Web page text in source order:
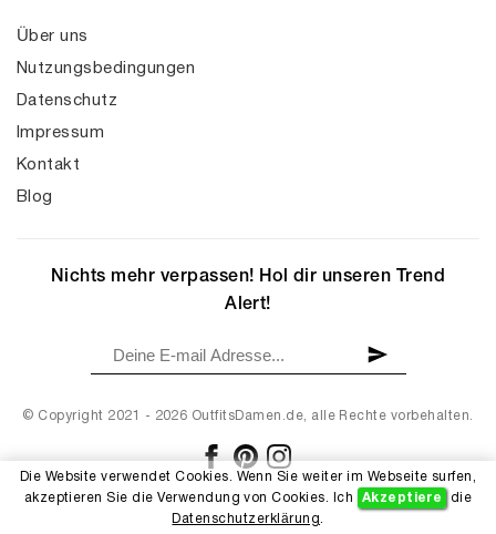
Über uns
Nutzungsbedingungen
Datenschutz
Impressum
Kontakt
Blog
© Copyright 2021 - 2026 OutfitsDamen.de, alle Rechte vorbehalten.
Nichts mehr verpassen! Hol dir unseren Trend
Alert!
Die Website verwendet Cookies. Wenn Sie weiter im Webseite surfen,
akzeptieren Sie die Verwendung von Cookies. Ich
Akzeptiere
die
Datenschutzerklärung